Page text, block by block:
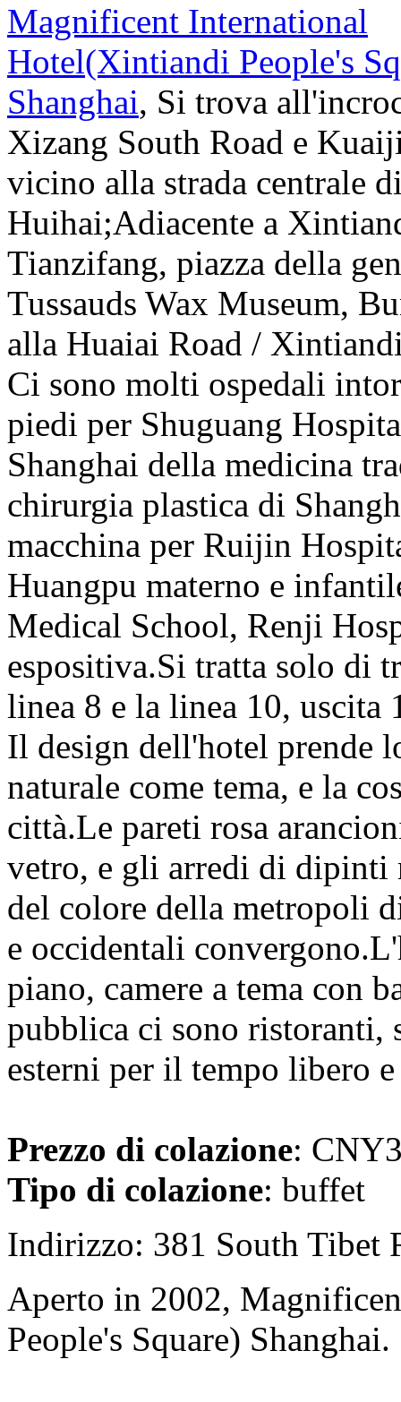
Magnificent International
Hotel(Xintiandi People's
Shanghai, Si trova
Xizang South Road e
vicino alla strada centrale
Huihai;Adiacente a
Tianzifang, piazza della
Tussauds Wax Museum,
alla Huaiai Road /
Ci sono molti ospedali
piedi per Shuguang
Shanghai della medicina
chirurgia plastica di
macchina per Ruijin
Huangpu materno e
Medical School, Renji
espositiva.Si tratta solo di
linea 8 e la linea 10, uscita
Il design dell'hotel prende
naturale come tema, e la
città.Le pareti rosa
vetro, e gli arredi di dipinti
del colore della metropoli
e occidentali
piano, camere a tema con
pubblica ci sono ristoranti,
esterni per il tempo libero
Prezzo di colazione:
Tipo di colazione: buffet
Indirizzo: 381 South Tibet
Aperto in 2002,
People's Square) Shanghai.